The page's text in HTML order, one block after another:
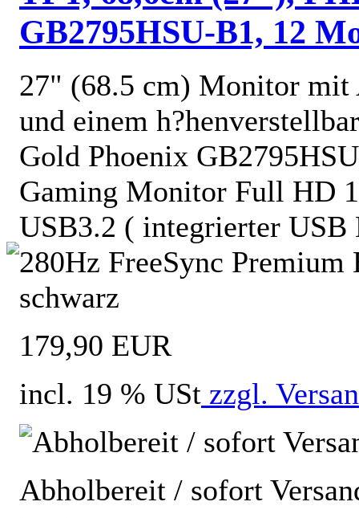
GB2795HSU-B1, 12
27" (68.5 cm) Monitor mit
und einem
Gold Phoenix
Gaming Monitor Full HD
USB3.2 ( integrierter USB
280Hz FreeSync
schwarz
179,90 EUR
incl. 19 % USt zzgl.
Abholbereit / sofort